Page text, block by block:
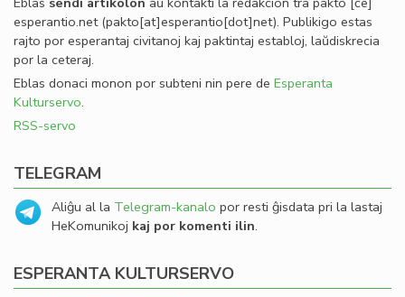
esperantio.net(pakto[at]esperantio[dot]net). Publikigo estas
rajto por esperantaj civitanoj kaj paktintaj establoj, laŭdiskrecia
por la ceteraj.
Eblas donaci monon por subteni nin pere de Esperanta
Kulturservo.
RSS-servo
TELEGRAM
Aliĝu al la Telegram-kanalo por resti ĝisdata pri la lastaj
HeKomunikoj kaj por komenti ilin.
ESPERANTA KULTURSERVO